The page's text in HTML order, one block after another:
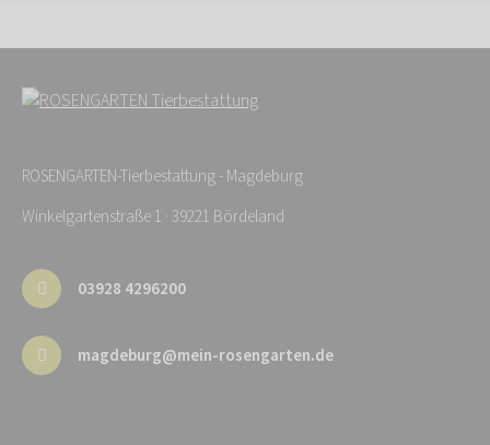
ROSENGARTEN-Tierbestattung - Magdeburg
Winkelgartenstraße 1 · 39221 Bördeland
03928 4296200
magdeburg@mein-rosengarten.de